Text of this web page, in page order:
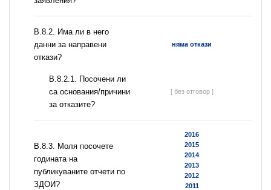
В.8.2. Има ли в него
данни за направени
откази?
няма откази
В.8.2.1. Посочени ли
са основания/причини
за отказите?
[ без отговор ]
В.8.3. Моля посочете
годината на
публикуваните отчети по
ЗДОИ?
2016
2015
2014
2013
2012
2011